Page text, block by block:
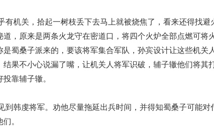
关，拾起一树枝丢下去马上就被烧焦了，看来还得找避
，原来是两条火龙守在密道口，将四个火炉全部点燃可将
蜀桑子派来的，要该将军集合军队，孙宾设计让这些机关
果不小心说漏了嘴，让机关人将军识破，辅子辙他们将其
靠辅子辙。
虔将军。劝他尽量拖延出兵时间，并得知蜀桑子可能对
。